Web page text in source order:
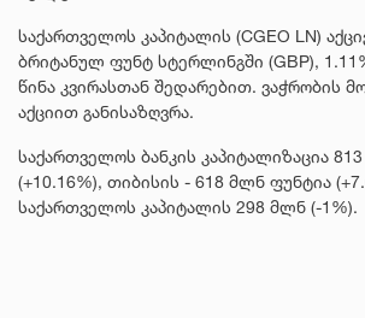
საქართველოს კაპიტალის (CGEO LN)
ბრიტანულ ფუნტ სტერლინგში (GBP),
წინა კვირასთან შედარებით. ვაჭრობის
აქციით განისაზღვრა.
საქართველოს ბანკის კაპიტალიზაცია
(+10.16%), თიბისის - 618 მლნ ფუნტია
საქართველოს კაპიტალის 298 მლნ (-1%).